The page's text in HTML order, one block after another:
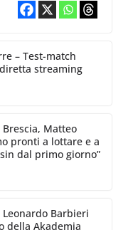
– Test-match
streaming
Brescia, Matteo
pronti a lottare e a
dal primo giorno”
Leonardo Barbieri
della Akademia